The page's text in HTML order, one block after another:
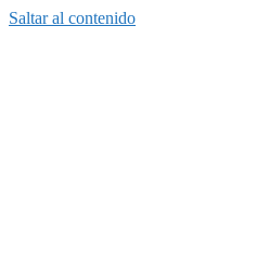
Saltar al contenido